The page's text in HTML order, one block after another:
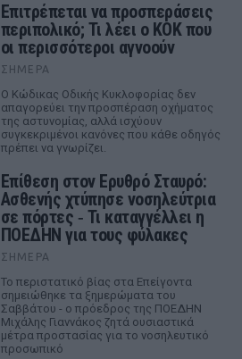
Επιτρέπεται να προσπεράσεις
περιπολικό; Τι λέει ο ΚΟΚ που
οι περισσότεροι αγνοούν
ΣΉΜΕΡΑ
Ο Κώδικας Οδικής Κυκλοφορίας δεν
απαγορεύει την προσπέραση οχήματος
της αστυνομίας, αλλά ισχύουν
συγκεκριμένοι κανόνες που κάθε οδηγός
πρέπει να γνωρίζει.
Επίθεση στον Ερυθρό Σταυρό:
Ασθενής χτύπησε νοσηλεύτρια
σε πόρτες ‑ Τι καταγγέλλει η
ΠΟΕΔΗΝ για τους φύλακες
ΣΉΜΕΡΑ
Το περιστατικό βίας στα Επείγοντα
σημειώθηκε τα ξημερώματα του
Σαββάτου - ο πρόεδρος της ΠΟΕΔΗΝ
Μιχάλης Γιαννάκος ζητά ουσιαστικά
μέτρα προστασίας για το νοσηλευτικό
προσωπικό